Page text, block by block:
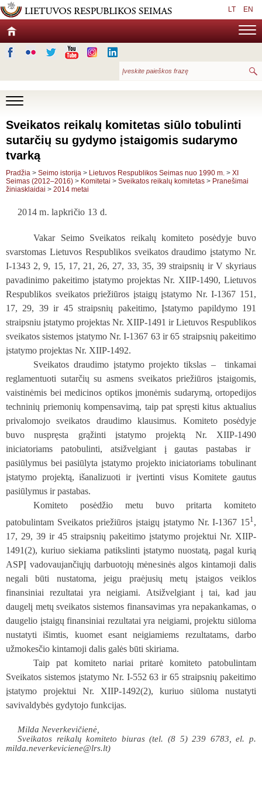
LT EN
Sveikatos reikalų komitetas siūlo tobulinti
sutarčių su gydymo įstaigomis sudarymo
tvarką
Pradžia > Seimo istorija > Lietuvos Respublikos Seimas nuo 1990 m. > XI
Seimas (2012–2016) > Komitetai > Sveikatos reikalų komitetas > Pranešimai
žiniasklaidai > 2014 metai
2014 m. lapkričio 13 d.
Vakar Seimo Sveikatos reikalų komiteto posėdyje buvo
svarstomas Lietuvos Respublikos sveikatos draudimo įstatymo Nr.
I-1343 2, 9, 15, 17, 21, 26, 27, 33, 35, 39 straipsnių ir V skyriaus
pavadinimo pakeitimo įstatymo projektasNr. XIIP-1490, Lietuvos
Respublikos sveikatos priežiūros įstaigų įstatymo Nr. I-1367 151,
17, 29, 39 ir 45 straipsnių pakeitimo, Įstatymo papildymo 191
straipsniu įstatymo projektas Nr. XIIP-1491 ir Lietuvos Respublikos
sveikatos sistemos įstatymo Nr. I-1367 63 ir 65 straipsnių pakeitimo
įstatymo projektas Nr. XIIP-1492.
Sveikatos draudimo įstatymo projekto tikslas –
tinkamai
reglamentuoti sutarčių su asmens sveikatos priežiūros įstaigomis,
vaistinėmis bei medicinos optikos įmonėmis sudarymą, ortopedijos
techninių priemonių kompensavimą, taip pat spręsti kitus aktualius
privalomojo sveikatos draudimo klausimus. Komiteto posėdyje
buvo nuspręsta grąžinti įstatymo projektą Nr. XIIP-1490
iniciatoriams patobulinti, atsižvelgiant į gautas pastabas ir
pasiūlymus beipasiūlyta įstatymo projekto iniciatoriams tobulinant
įstatymo projektą, išanalizuoti ir įvertinti visus Komitete gautus
pasiūlymus ir pastabas.
Komiteto posėdžio metu buvo pritarta komiteto
patobulintam Sveikatos priežiūros įstaigų įstatymo Nr. I-1367 151,
17, 29, 39 ir 45 straipsnių pakeitimo įstatymo projektui Nr. XIIP-
1491(2), kuriuo siekiama patikslinti įstatymo nuostatą, pagal kurią
ASPĮ vadovaujančiųjų darbuotojų mėnesinės algos kintamoji dalis
negali būti nustatoma, jeigu praėjusių metų įstaigos veiklos
finansiniai rezultatai yra neigiami. Atsižvelgiant į tai, kad jau
daugelį metų sveikatos sistemos finansavimas yra nepakankamas, o
daugelio įstaigų finansiniai rezultatai yra neigiami, projektu siūloma
nustatyti išimtis, kuomet esant neigiamiems rezultatams, darbo
užmokesčio kintamoji dalis galės būti skiriama.
Taip pat komiteto nariai pritarė komiteto patobulintam
Sveikatos sistemos įstatymo Nr. I-552 63 ir 65 straipsnių pakeitimo
įstatymo projektui Nr. XIIP-1492(2), kuriuo siūloma nustatyti
savivaldybės gydytojo funkcijas.
Milda Neverkevičienė,
Sveikatos reikalų komiteto biuras (tel. (8 5) 239 6783, el. p.
milda.neverkeviciene@lrs.lt)